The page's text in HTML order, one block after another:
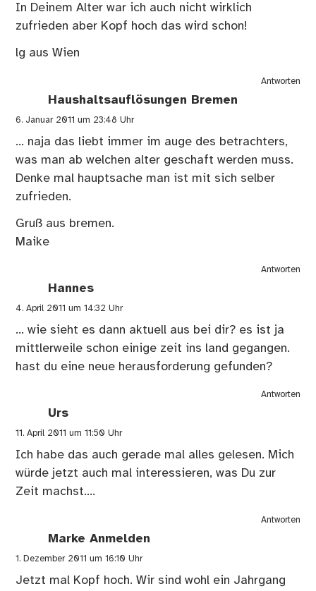
In Deinem Alter war ich auch nicht wirklich
zufrieden aber Kopf hoch das wird schon!
lg aus Wien
Antworten
Haushaltsauflösungen Bremen
6. Januar 2011 um 23:48 Uhr
… naja das liebt immer im auge des betrachters,
was man ab welchen alter geschaft werden muss.
Denke mal hauptsache man ist mit sich selber
zufrieden.
Gruß aus bremen.
Maike
Antworten
Hannes
4. April 2011 um 14:32 Uhr
… wie sieht es dann aktuell aus bei dir? es ist ja
mittlerweile schon einige zeit ins land gegangen.
hast du eine neue herausforderung gefunden?
Antworten
Urs
11. April 2011 um 11:50 Uhr
Ich habe das auch gerade mal alles gelesen. Mich
würde jetzt auch mal interessieren, was Du zur
Zeit machst….
Antworten
Marke Anmelden
1. Dezember 2011 um 16:10 Uhr
Jetzt mal Kopf hoch. Wir sind wohl ein Jahrgang